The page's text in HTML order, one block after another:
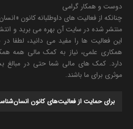
دوست و همکار گرامی
چنانکه از فعالیت های داوطلبانه کانون
منتشر شده در سایت آن بهره می برید و انتشار
این فعالیت ها را مفید می دانید، لطفا در
همکاری علمی، نیاز به کمک مالی همه
دارد. کمک های مالی شما حتی در مبالغ
موثری برای ما باشند.
برای حمایت از فعالیت‌های کانون